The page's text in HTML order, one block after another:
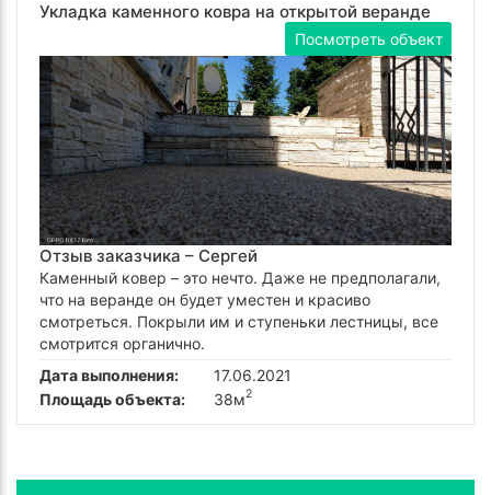
Укладка каменного ковра на открытой веранде
Посмотреть объект
Отзыв заказчика – Сергей
Каменный ковер – это нечто. Даже не предполагали,
что на веранде он будет уместен и красиво
смотреться. Покрыли им и ступеньки лестницы, все
смотрится органично.
Дата выполнения:
17.06.2021
Площадь объекта:
38м2